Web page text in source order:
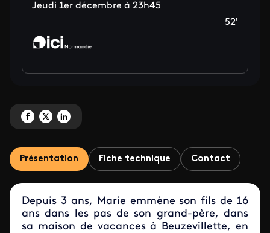
Jeudi 1er décembre à 23h45
52'
Partagez 'Home sweet hommes' sur Facebook
Partagez 'Home sweet hommes' sur X
Partagez 'Home sweet hommes' sur LinkedIn
Présentation Fiche technique Contact
Depuis 3 ans, Marie emmène son fils de 16
ans dans les pas de son grand-père, dans
sa maison de vacances à Beuzevillette, en